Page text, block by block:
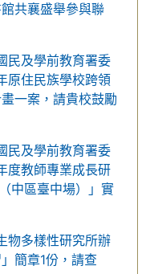
共襄盛舉參與聯
民及學前教育署委
原住民族學校跨領
一案，請貴校鼓勵
民及學前教育署委
度教師專業成長研
中區臺中場）」實
物多樣性研究所辦
簡章1份，請查